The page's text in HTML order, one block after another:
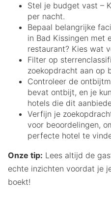
Stel je budget vast –
per nacht.
Bepaal belangrijke
in Bad Kissingen met
restaurant? Kies wat
Filter op
zoekopdracht aan op
Controleer de
bevat ontbijt, en je
hotels die dit
Verfijn je
voor beoordelingen,
perfecte hotel te
Onze tip: Lees altijd de
echte inzichten voordat je
boekt!